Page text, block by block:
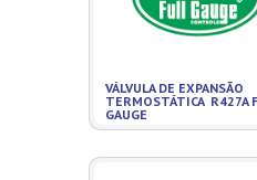
VÁLVULA DE EXPANSÃO
TERMOSTÁTICA R427A
GAUGE